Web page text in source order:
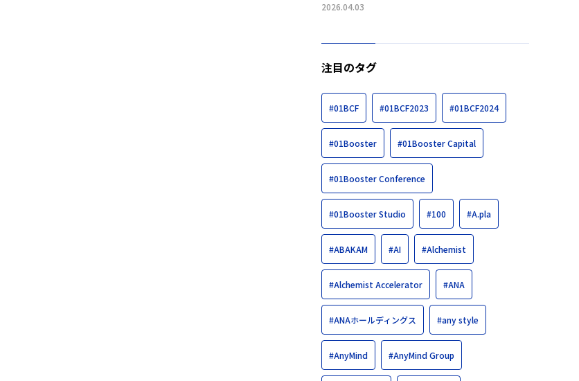
2026.04.03
注目のタグ
#01BCF #01BCF2023 #01BCF2024
#01Booster #01Booster Capital
#01Booster Conference
#01Booster Studio #100 #A.pla
#ABAKAM #AI #Alchemist
#Alchemist Accelerator #ANA
#ANAホールディングス #any style
#AnyMind #AnyMind Group